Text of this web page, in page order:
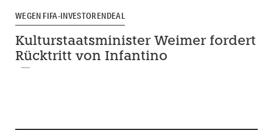
WEGEN FIFA-INVESTORENDEAL
Kulturstaatsminister Weimer fordert
Rücktritt von Infantino